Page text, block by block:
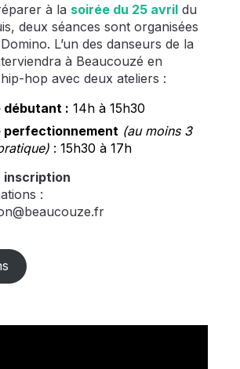
à la soirée du 25 avrildu
deux séances sont organisées
L’un des danseurs de la
à Beaucouzé en
hop avec deux ateliers :
débutant : 14h à 15h30
perfectionnement (au moins 3
: 15h30 à 17h
inscription
: